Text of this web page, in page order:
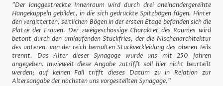
"Der langgestreckte Innenraum wird durch drei aneinandergereihte
Hängekuppeln gebildet, in die sich gedrückte Spitzbögen fügen. Hinter
den vergitterten, seitlichen Bögen in der ersten Etage befanden sich die
Plätze der Frauen. Der zweigeschossige Charakter des Raumes wird
betont durch den umlaufenden Stuckfries, der die Nischenarchitektur
des unteren, von der reich bemalten Stuckverkleidung des oberen Teils
trennt. Das Alter dieser Synagoge wurde uns mit 250 Jahren
angegeben. Inwieweit diese Angabe zutrifft soll hier nicht beurteilt
werden; auf keinen Fall trifft dieses Datum zu in Relation zur
Altersangabe der nächsten uns vorgestellten Synagoge."